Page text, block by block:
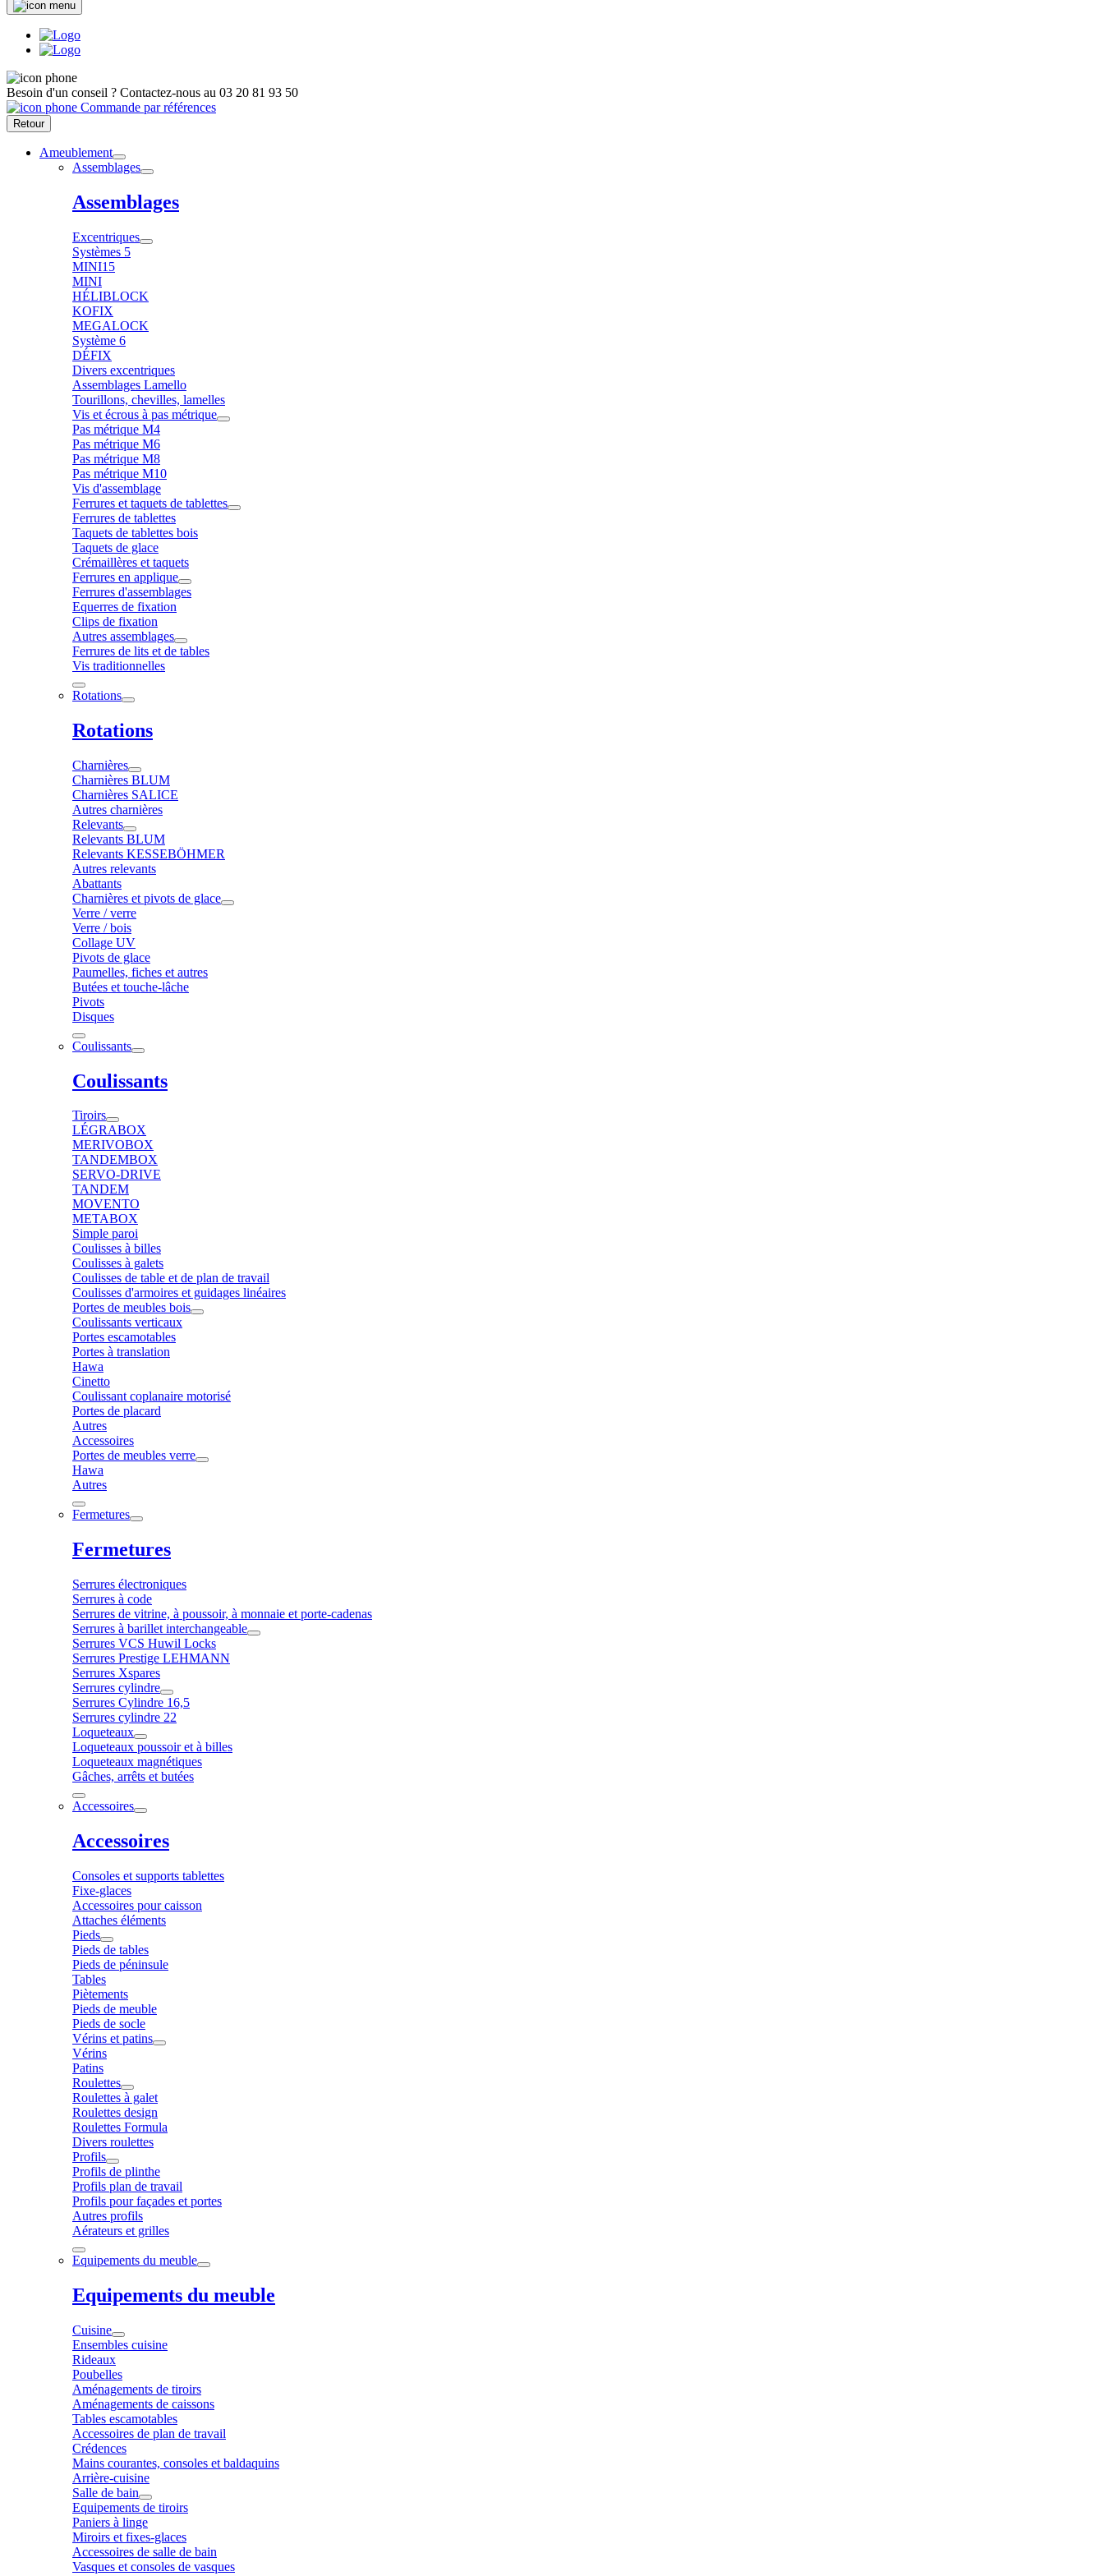
Besoin d'un conseil ? Contactez-nous au 03 20 81 93 50
Commande par références
Retour
Ameublement
Assemblages
Assemblages
Excentriques
Systèmes 5
MINI15
MINI
HÉLIBLOCK
KOFIX
MEGALOCK
Système 6
DÉFIX
Divers excentriques
Assemblages Lamello
Tourillons, chevilles, lamelles
Vis et écrous à pas métrique
Pas métrique M4
Pas métrique M6
Pas métrique M8
Pas métrique M10
Vis d'assemblage
Ferrures et taquets de tablettes
Ferrures de tablettes
Taquets de tablettes bois
Taquets de glace
Crémaillères et taquets
Ferrures en applique
Ferrures d'assemblages
Equerres de fixation
Clips de fixation
Autres assemblages
Ferrures de lits et de tables
Vis traditionnelles
Rotations
Rotations
Charnières
Charnières BLUM
Charnières SALICE
Autres charnières
Relevants
Relevants BLUM
Relevants KESSEBÖHMER
Autres relevants
Abattants
Charnières et pivots de glace
Verre / verre
Verre / bois
Collage UV
Pivots de glace
Paumelles, fiches et autres
Butées et touche-lâche
Pivots
Disques
Coulissants
Coulissants
Tiroirs
LÉGRABOX
MERIVOBOX
TANDEMBOX
SERVO-DRIVE
TANDEM
MOVENTO
METABOX
Simple paroi
Coulisses à billes
Coulisses à galets
Coulisses de table et de plan de travail
Coulisses d'armoires et guidages linéaires
Portes de meubles bois
Coulissants verticaux
Portes escamotables
Portes à translation
Hawa
Cinetto
Coulissant coplanaire motorisé
Portes de placard
Autres
Accessoires
Portes de meubles verre
Hawa
Autres
Fermetures
Fermetures
Serrures électroniques
Serrures à code
Serrures de vitrine, à poussoir, à monnaie et porte-cadenas
Serrures à barillet interchangeable
Serrures VCS Huwil Locks
Serrures Prestige LEHMANN
Serrures Xspares
Serrures cylindre
Serrures Cylindre 16,5
Serrures cylindre 22
Loqueteaux
Loqueteaux poussoir et à billes
Loqueteaux magnétiques
Gâches, arrêts et butées
Accessoires
Accessoires
Consoles et supports tablettes
Fixe-glaces
Accessoires pour caisson
Attaches éléments
Pieds
Pieds de tables
Pieds de péninsule
Tables
Piètements
Pieds de meuble
Pieds de socle
Vérins et patins
Vérins
Patins
Roulettes
Roulettes à galet
Roulettes design
Roulettes Formula
Divers roulettes
Profils
Profils de plinthe
Profils plan de travail
Profils pour façades et portes
Autres profils
Aérateurs et grilles
Equipements du meuble
Equipements du meuble
Cuisine
Ensembles cuisine
Rideaux
Poubelles
Aménagements de tiroirs
Aménagements de caissons
Tables escamotables
Accessoires de plan de travail
Crédences
Mains courantes, consoles et baldaquins
Arrière-cuisine
Salle de bain
Equipements de tiroirs
Paniers à linge
Miroirs et fixes-glaces
Accessoires de salle de bain
Vasques et consoles de vasques